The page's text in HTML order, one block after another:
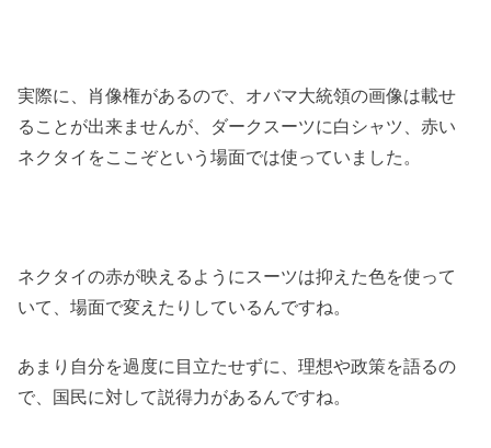
実際に、肖像権があるので、オバマ大統領の画像は載せ
ることが出来ませんが、ダークスーツに白シャツ、赤い
ネクタイをここぞという場面では使っていました。
ネクタイの赤が映えるようにスーツは抑えた色を使って
いて、場面で変えたりしているんですね。
あまり自分を過度に目立たせずに、理想や政策を語るの
で、国民に対して説得力があるんですね。